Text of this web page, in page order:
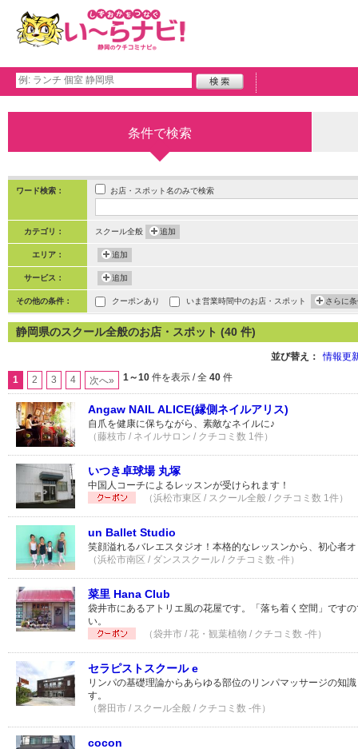
条件で検索
ワード検索： お店・スポット名のみで検索
カテゴリ： スクール全般 追加
エリア： 追加
サービス： 追加
その他の条件： クーポンあり いま営業時間中のお店・スポット さらに
静岡県のスクール全般のお店・スポット (40 件)
並び替え： 情報更
1 2 3 4 次へ» 1～10 件を表示 / 全 40 件
Angaw NAIL ALICE(縁側ネイルアリス)
自爪を健康に保ちながら、素敵なネイルに♪
（藤枝市 / ネイルサロン / クチコミ数 1件）
いつき卓球場 丸塚
中国人コーチによるレッスンが受けられます！
（浜松市東区 / スクール全般 / クチコミ数 1件）
un Ballet Studio
笑顔溢れるバレエスタジオ！本格的なレッスンから、初心者
（浜松市南区 / ダンススクール / クチコミ数 -件）
菜里 Hana Club
袋井市にあるアトリエ風の花屋です。「落ち着く空間」です
い。
（袋井市 / 花・観葉植物 / クチコミ数 -件）
セラピストスクール e
リンパの基礎理論からあらゆる部位のリンパマッサージの知
す。
（磐田市 / スクール全般 / クチコミ数 -件）
cocon